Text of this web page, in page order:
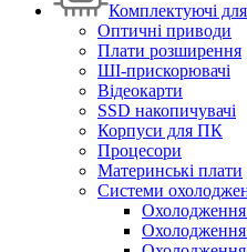
Комплектуючі
Оптичні приводи
Плати розширення
ШІ-прискорювачі
Відеокарти
SSD накопичувачі
Корпуси для ПК
Процесори
Материнські плати
Системи
Охолодження
Охолодження